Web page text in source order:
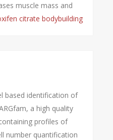
muscle mass and
citrate bodybuilding
based identification of
a high quality
profiles of
number quantification